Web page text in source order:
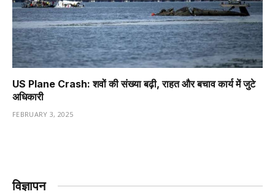
US Plane Crash: शवों की संख्या बढ़ी, राहत और बचाव कार्य में जुटे
अधिकारी
FEBRUARY 3, 2025
विज्ञापन